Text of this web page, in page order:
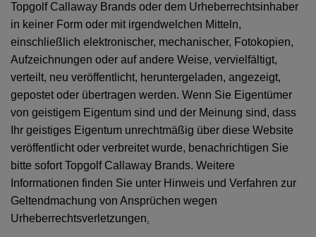
Topgolf Callaway Brands oder dem Urheberrechtsinhaber
in keiner Form oder mit irgendwelchen Mitteln,
einschließlich elektronischer, mechanischer, Fotokopien,
Aufzeichnungen oder auf andere Weise, vervielfältigt,
verteilt, neu veröffentlicht, heruntergeladen, angezeigt,
gepostet oder übertragen werden. Wenn Sie Eigentümer
von geistigem Eigentum sind und der Meinung sind, dass
Ihr geistiges Eigentum unrechtmäßig über diese Website
veröffentlicht oder verbreitet wurde, benachrichtigen Sie
bitte sofort Topgolf Callaway Brands. Weitere
Informationen finden Sie unter Hinweis und Verfahren zur
Geltendmachung von Ansprüchen wegen
Urheberrechtsverletzungen.